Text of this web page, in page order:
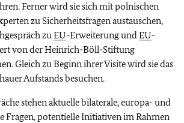
Ferner wird sie sich mit polnischen
zu Sicherheitsfragen austauschen,
zuEU-Erweiterung undEU-
von der Heinrich-Böll-Stiftung
Gleich zu Beginn ihrer Visite wird sie das
Aufstands besuchen.
stehen aktuelle bilaterale, europa- und
Fragen, potentielle Initiativen im Rahmen